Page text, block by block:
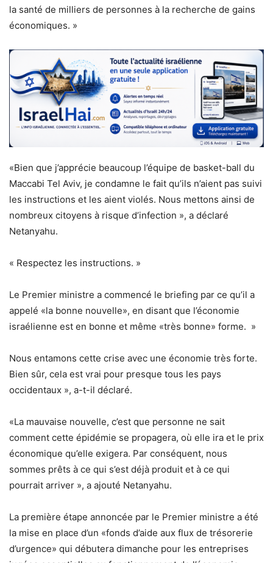
la santé de milliers de personnes à la recherche de gains
économiques. »
«Bien que j’apprécie beaucoup l’équipe de basket-ball du
Maccabi Tel Aviv, je condamne le fait qu’ils n’aient pas suivi
les instructions et les aient violés. Nous mettons ainsi de
nombreux citoyens à risque d’infection », a déclaré
Netanyahu.
« Respectez les instructions. »
Le Premier ministre a commencé le briefing par ce qu’il a
appelé «la bonne nouvelle», en disant que l’économie
israélienne est en bonne et même «très bonne» forme. »
Nous entamons cette crise avec une économie très forte.
Bien sûr, cela est vrai pour presque tous les pays
occidentaux », a-t-il déclaré.
«La mauvaise nouvelle, c’est que personne ne sait
comment cette épidémie se propagera, où elle ira et le prix
économique qu’elle exigera. Par conséquent, nous
sommes prêts à ce qui s’est déjà produit et à ce qui
pourrait arriver », a ajouté Netanyahu.
La première étape annoncée par le Premier ministre a été
la mise en place d’un «fonds d’aide aux flux de trésorerie
d’urgence» qui débutera dimanche pour les entreprises